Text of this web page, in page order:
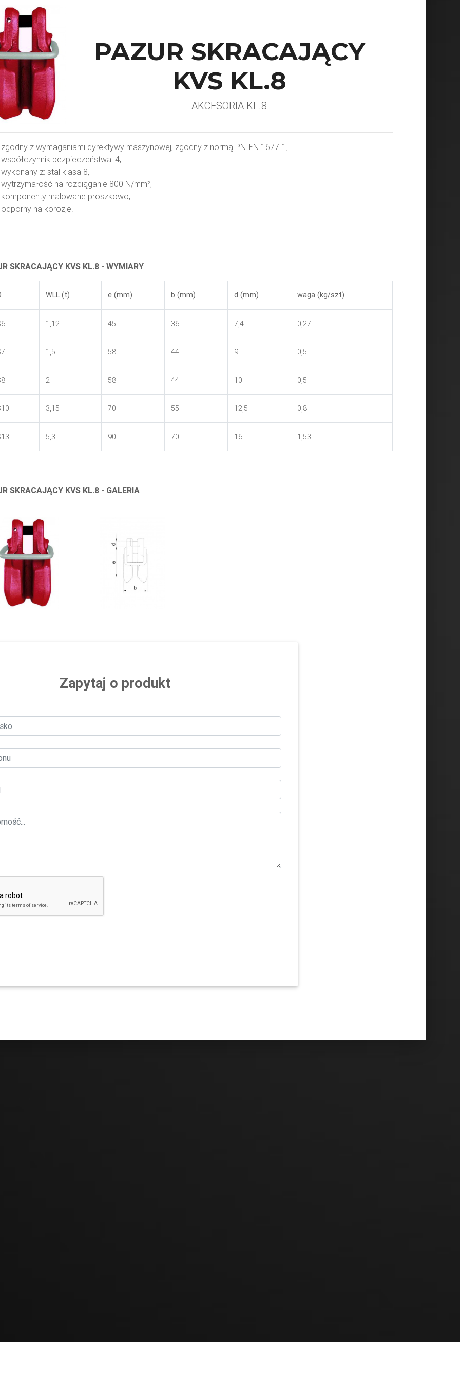
PAZUR SKRACAJĄCY
KVS KL.8
AKCESORIA KL.8
zgodny z wymaganiami dyrektywy maszynowej, zgodny z normą PN-EN 1677-1,
współczynnik bezpieczeństwa: 4,
wykonany z: stal klasa 8,
wytrzymałość na rozciąganie 800 N/mm²,
komponenty malowane proszkowo,
odporny na korozję.
SKRACAJĄCY KVS KL.8 - WYMIARY
WLL (t) e (mm) b (mm) d (mm) waga (kg/szt)
1,12 45 36 7,4 0,27
1,5 58 44 9 0,5
2 58 44 10 0,5
3,15 70 55 12,5 0,8
5,3 90 70 16 1,53
SKRACAJĄCY KVS KL.8 - GALERIA
Zapytaj o produkt